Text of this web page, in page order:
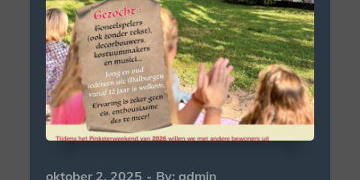
Posted
oktober 2, 2025 By:admin